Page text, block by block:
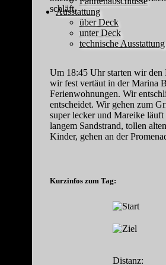
Ausstattung
über Deck
unter Deck
technische Ausstattung
schläft.
Um 18:45 Uhr starten wir den
wir fest vertäut in der Marina
Ferienwohnungen. Wir
entscheidet. Wir gehen zum
super lecker und Mareike
langem Sandstrand, tollen
Kinder, gehen an der
Kurzinfos zum Tag:
Distanz: